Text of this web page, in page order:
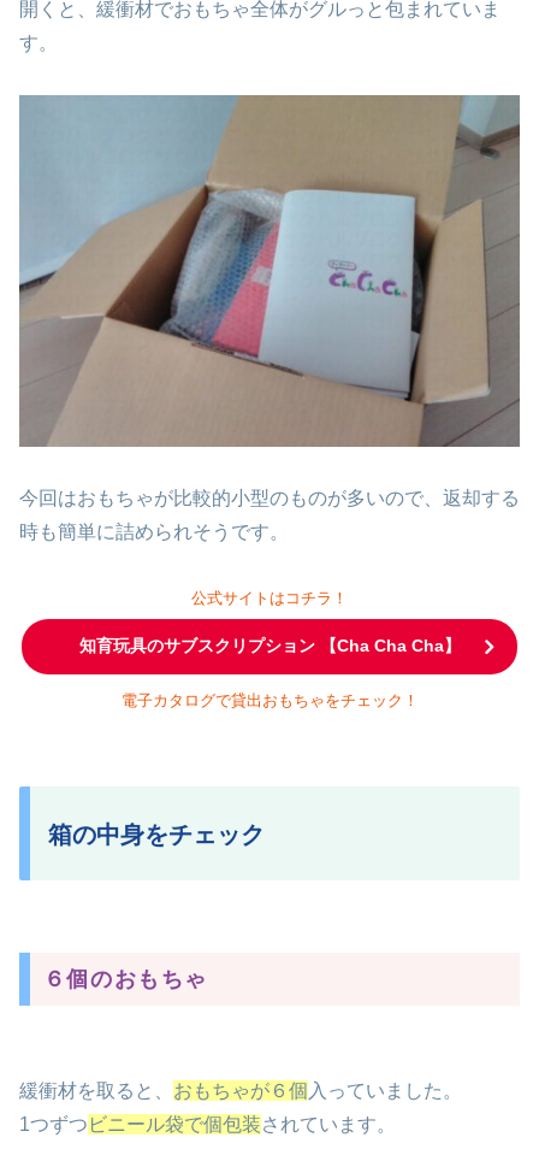
開くと、緩衝材でおもちゃ全体がグルっと包まれていま
す。
今回はおもちゃが比較的小型のものが多いので、返却する
時も簡単に詰められそうです。
公式サイトはコチラ！
知育玩具のサブスクリプション 【Cha Cha Cha】
電子カタログで貸出おもちゃをチェック！
箱の中身をチェック
６個のおもちゃ
緩衝材を取ると、 おもちゃが６個 入っていました。
1つずつ ビニール袋で個包装されています。